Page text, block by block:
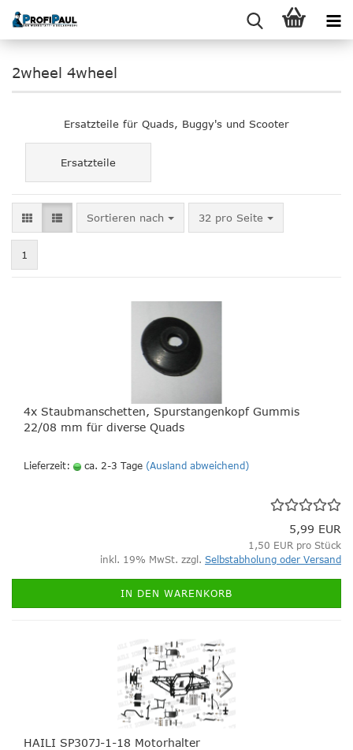
2wheel 4wheel
Ersatzteile für Quads, Buggy's und Scooter
Ersatzteile
Sortieren nach
Sortieren nach 32 pro Seite
pro Seite
1
4x Staubmanschetten, Spurstangenkopf Gummis
22/08 mm für diverse Quads
Lieferzeit: ca. 2-3 Tage (Ausland abweichend)
5,99 EUR
1,50 EUR pro Stück
inkl. 19% MwSt. zzgl. Selbstabholung oder Versand
IN DEN WARENKORB
HAILI SP307J-1-18 Motorhalter